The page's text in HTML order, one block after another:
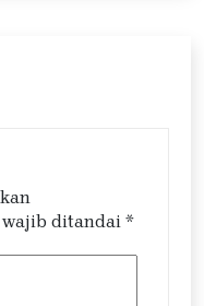
wajib ditandai *